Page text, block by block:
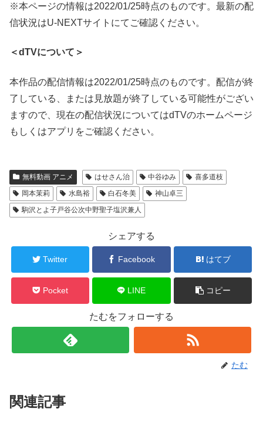
※本ページの情報は2022/01/25時点のものです。最新の配
信状況はU-NEXTサイトにてご確認ください。
＜dTVについて＞
本作品の配信情報は2022/01/25時点のものです。配信が終
了している、または見放題が終了している可能性がござい
ますので、現在の配信状況についてはdTVのホームページ
もしくはアプリをご確認ください。
無料動画 アニメ はせさん治 中谷ゆみ
喜多道枝
岡本茉莉
水島裕 白石冬美
神山卓三
駒沢とよ子戸谷公次中野聖子塩沢兼人
シェアする
Twitter Facebook はてブ
Pocket LINE コピー
たむをフォローする
たむ
関連記事